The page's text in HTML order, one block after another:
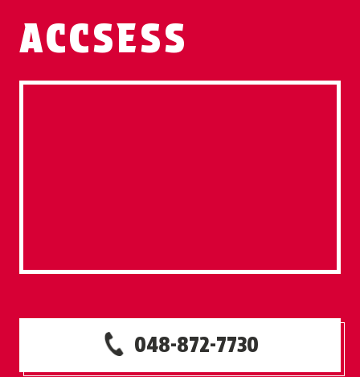
ACCSESS
048-872-7730